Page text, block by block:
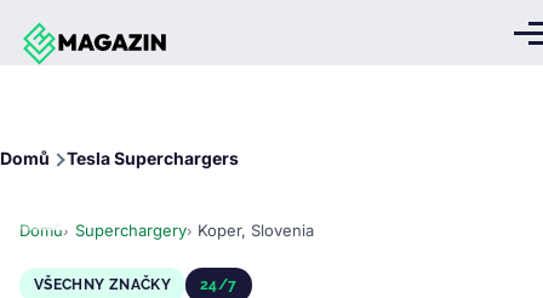
Přejít k hlavnímu obsahu
Domů Tesla Superchargers
Domů Superchargery Koper, Slovenia
VŠECHNY ZNAČKY 24/7